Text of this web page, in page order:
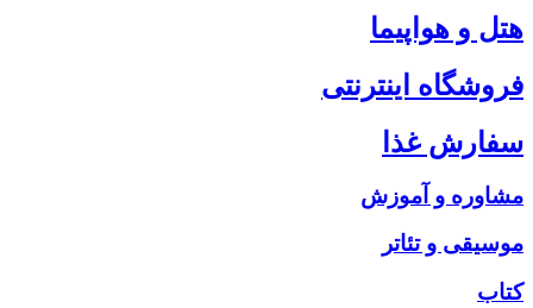
هتل و هواپیما
فروشگاه اینترنتی
سفارش غذا
مشاوره و آموزش
موسیقی و تئاتر
کتاب